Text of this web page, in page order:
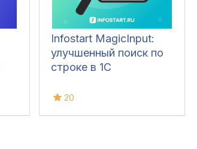
Infostart MagicInput:
улучшенный поиск по
строке в 1С
20